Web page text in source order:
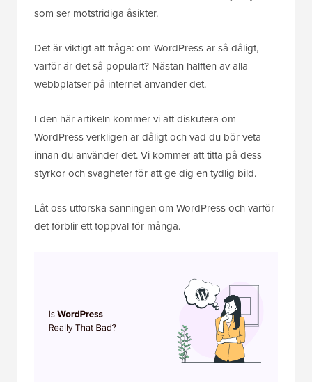
som ser motstridiga åsikter.
Det är viktigt att fråga: om WordPress är så dåligt,
varför är det så populärt? Nästan hälften av alla
webbplatser på internet använder det.
I den här artikeln kommer vi att diskutera om
WordPress verkligen är dåligt och vad du bör veta
innan du använder det. Vi kommer att titta på dess
styrkor och svagheter för att ge dig en tydlig bild.
Låt oss utforska sanningen om WordPress och varför
det förblir ett toppval för många.